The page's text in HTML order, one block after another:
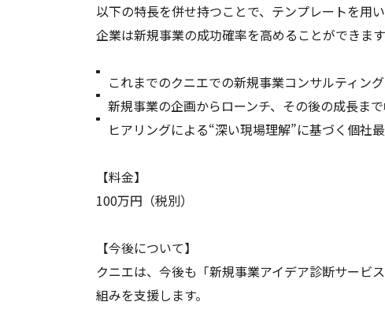
以下の特長を併せ持つことで、テンプレートを用
企業は新規事業の成功確率を高めることができます
これまでのクニエでの新規事業コンサルティン
新規事業の企画からローンチ、その後の成長ま
ヒアリングによる“深い現場理解”に基づく個社
【料金】
100万円（税別）
【今後について】
クニエは、今後も「新規事業アイデア診断サービ
組みを支援します。